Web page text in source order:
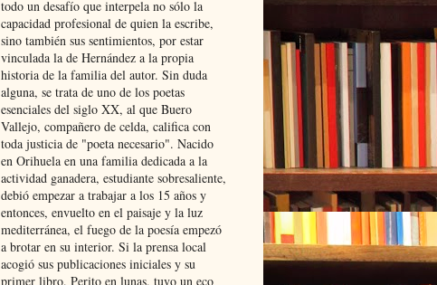
todo un desafío que interpela no sólo la
capacidad profesional de quien la escribe,
sino también sus sentimientos, por estar
vinculada la de Hernández a la propia
historia de la familia del autor. Sin duda
alguna, se trata de uno de los poetas
esenciales del siglo XX, al que Buero
Vallejo, compañero de celda, califica con
toda justicia de "poeta necesario". Nacido
en Orihuela en una familia dedicada a la
actividad ganadera, estudiante sobresaliente,
debió empezar a trabajar a los 15 años y
entonces, envuelto en el paisaje y la luz
mediterránea, el fuego de la poesía empezó
a brotar en su interior. Si la prensa local
acogió sus publicaciones iniciales y su
primer libro, Perito en lunas, tuvo un eco